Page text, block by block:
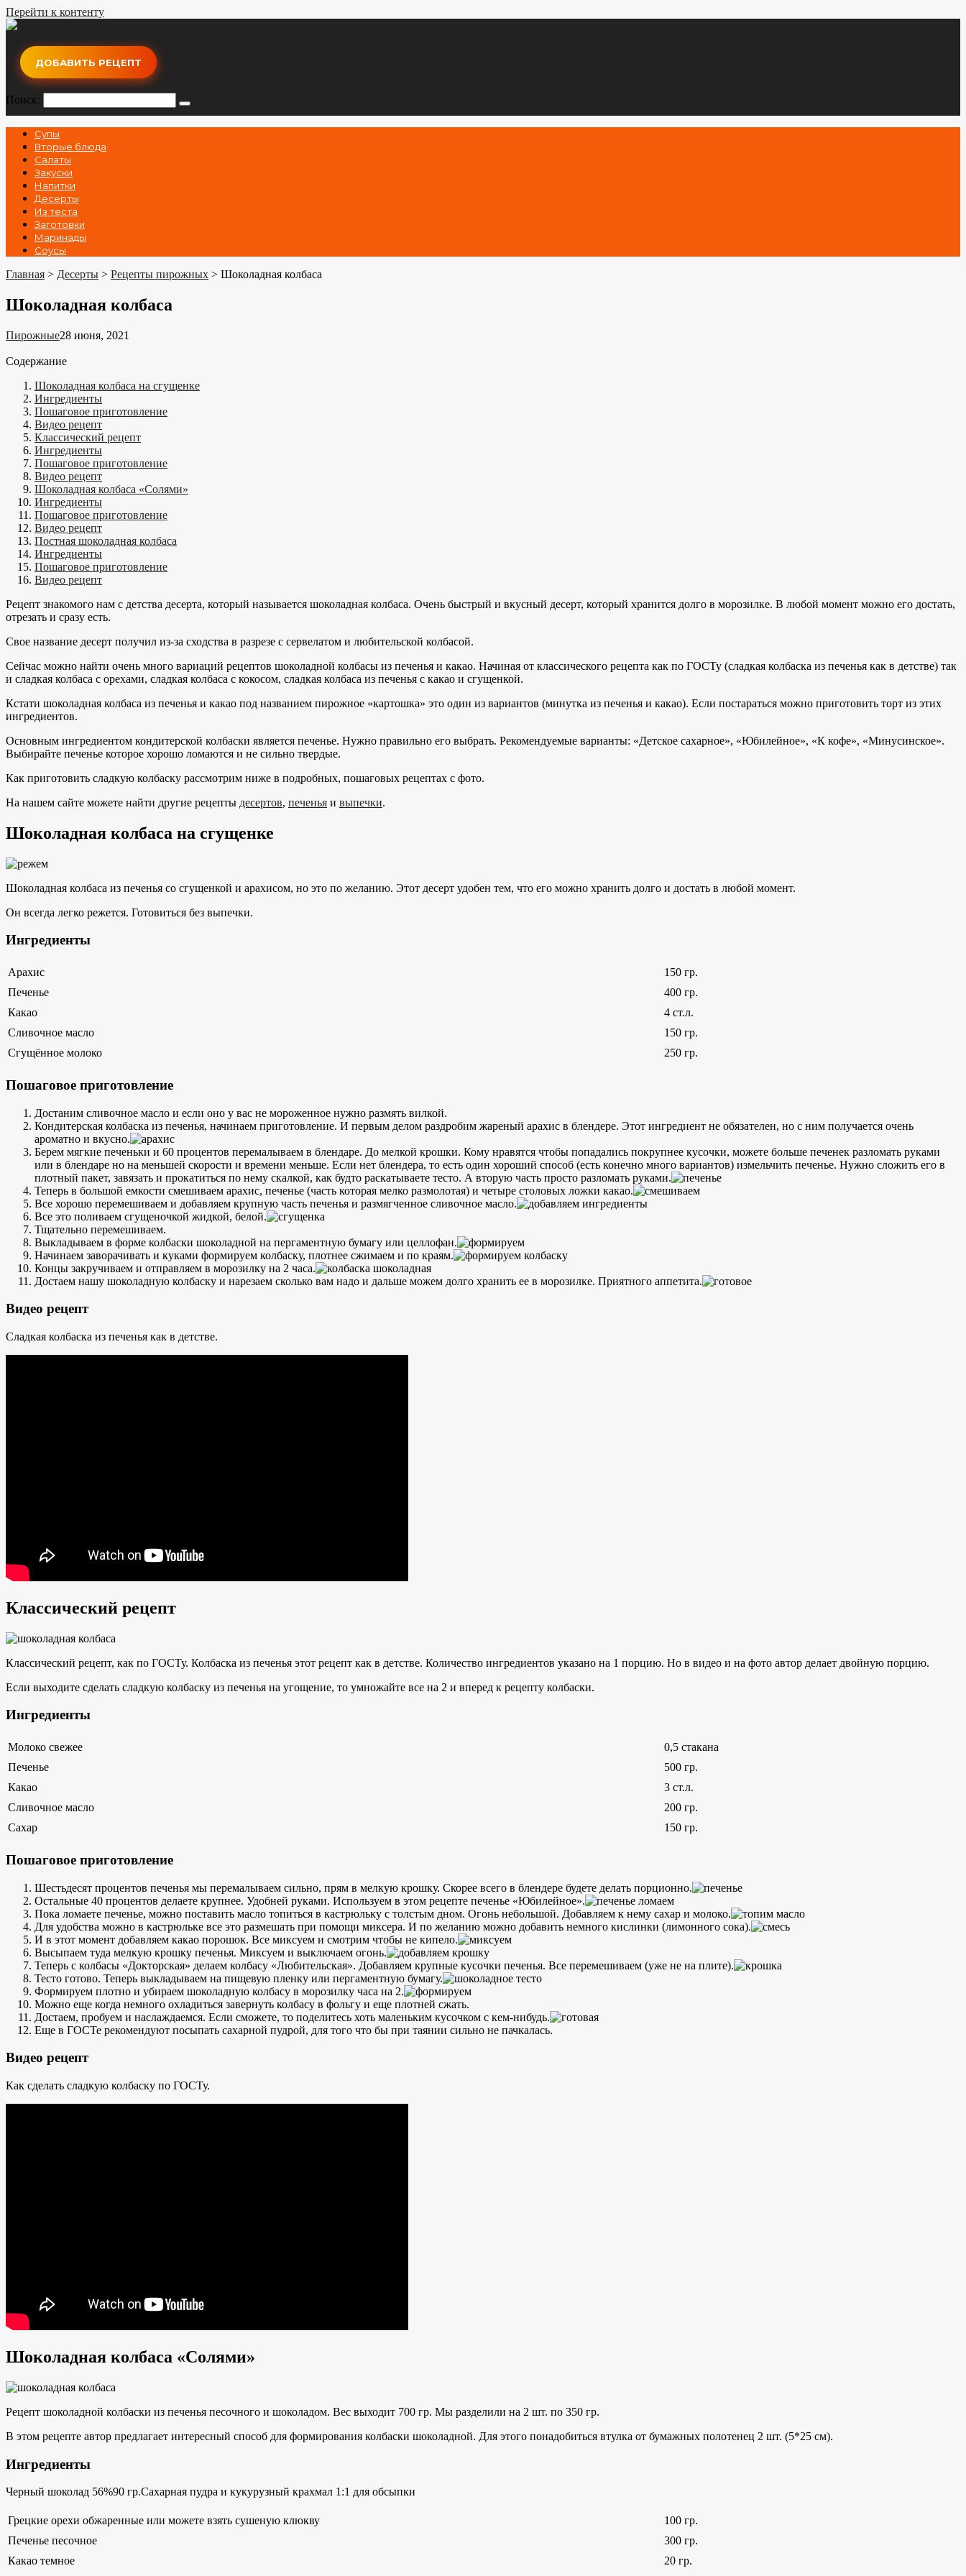
Перейти к контенту
ДОБАВИТЬ РЕЦЕПТ
Поиск:
Супы
Вторые блюда
Салаты
Закуски
Напитки
Десерты
Из теста
Заготовки
Маринады
Соусы
Главная > Десерты > Рецепты пирожных > Шоколадная колбаса
Шоколадная колбаса
Пирожные28 июня, 2021
Содержание
Шоколадная колбаса на сгущенке
Ингредиенты
Пошаговое приготовление
Видео рецепт
Классический рецепт
Ингредиенты
Пошаговое приготовление
Видео рецепт
Шоколадная колбаса «Солями»
Ингредиенты
Пошаговое приготовление
Видео рецепт
Постная шоколадная колбаса
Ингредиенты
Пошаговое приготовление
Видео рецепт
Рецепт знакомого нам с детства десерта, который называется шоколадная колбаса. Очень быстрый и вкусный десерт, который хранится долго в морозилке. В любой момент можно его достать,
отрезать и сразу есть.
Свое название десерт получил из-за сходства в разрезе с сервелатом и любительской колбасой.
Сейчас можно найти очень много вариаций рецептов шоколадной колбасы из печенья и какао. Начиная от классического рецепта как по ГОСТу (сладкая колбаска из печенья как в детстве) так
и сладкая колбаса с орехами, сладкая колбаса с кокосом, сладкая колбаса из печенья с какао и сгущенкой.
Кстати шоколадная колбаса из печенья и какао под названием пирожное «картошка» это один из вариантов (минутка из печенья и какао). Если постараться можно приготовить торт из этих
ингредиентов.
Основным ингредиентом кондитерской колбаски является печенье. Нужно правильно его выбрать. Рекомендуемые варианты: «Детское сахарное», «Юбилейное», «К кофе», «Минусинское».
Выбирайте печенье которое хорошо ломаются и не сильно твердые.
Как приготовить сладкую колбаску рассмотрим ниже в подробных, пошаговых рецептах с фото.
На нашем сайте можете найти другие рецепты десертов, печенья и выпечки.
Шоколадная колбаса на сгущенке
Шоколадная колбаса из печенья со сгущенкой и арахисом, но это по желанию. Этот десерт удобен тем, что его можно хранить долго и достать в любой момент.
Он всегда легко режется. Готовиться без выпечки.
Ингредиенты
Арахис
150 гр.
Печенье
400 гр.
Какао
4 ст.л.
Сливочное масло
150 гр.
Сгущённое молоко
250 гр.
Пошаговое приготовление
Достаним сливочное масло и если оно у вас не мороженное нужно размять вилкой.
Кондитерская колбаска из печенья, начинаем приготовление. И первым делом раздробим жареный арахис в блендере. Этот ингредиент не обязателен, но с ним получается очень
ароматно и вкусно.
Берем мягкие печеньки и 60 процентов перемалываем в блендаре. До мелкой крошки. Кому нравятся чтобы попадались покрупнее кусочки, можете больше печенек разломать руками
или в блендаре но на меньшей скорости и времени меньше. Если нет блендера, то есть один хороший способ (есть конечно много вариантов) измельчить печенье. Нужно сложить его в
плотный пакет, завязать и прокатиться по нему скалкой, как будто раскатываете тесто. А вторую часть просто разломать руками.
Теперь в большой емкости смешиваем арахис, печенье (часть которая мелко размолотая) и четыре столовых ложки какао.
Все хорошо перемешиваем и добавляем крупную часть печенья и размягченное сливочное масло.
Все это поливаем сгущеночкой жидкой, белой.
Тщательно перемешиваем.
Выкладываем в форме колбаски шоколадной на пергаментную бумагу или целлофан.
Начинаем заворачивать и куками формируем колбаску, плотнее сжимаем и по краям.
Концы закручиваем и отправляем в морозилку на 2 часа.
Достаем нашу шоколадную колбаску и нарезаем сколько вам надо и дальше можем долго хранить ее в морозилке. Приятного аппетита.
Видео рецепт
Сладкая колбаска из печенья как в детстве.
Классический рецепт
Классический рецепт, как по ГОСТу. Колбаска из печенья этот рецепт как в детстве. Количество ингредиентов указано на 1 порцию. Но в видео и на фото автор делает двойную порцию.
Если выходите сделать сладкую колбаску из печенья на угощение, то умножайте все на 2 и вперед к рецепту колбаски.
Ингредиенты
Молоко свежее
0,5 стакана
Печенье
500 гр.
Какао
3 ст.л.
Сливочное масло
200 гр.
Сахар
150 гр.
Пошаговое приготовление
Шестьдесят процентов печенья мы перемалываем сильно, прям в мелкую крошку. Скорее всего в блендере будете делать порционно.
Остальные 40 процентов делаете крупнее. Удобней руками. Используем в этом рецепте печенье «Юбилейное».
Пока ломаете печенье, можно поставить масло топиться в кастрюльку с толстым дном. Огонь небольшой. Добавляем к нему сахар и молоко.
Для удобства можно в кастрюльке все это размешать при помощи миксера. И по желанию можно добавить немного кислинки (лимонного сока).
И в этот момент добавляем какао порошок. Все миксуем и смотрим чтобы не кипело.
Высыпаем туда мелкую крошку печенья. Миксуем и выключаем огонь.
Теперь с колбасы «Докторская» делаем колбасу «Любительская». Добавляем крупные кусочки печенья. Все перемешиваем (уже не на плите).
Тесто готово. Теперь выкладываем на пищевую пленку или пергаментную бумагу.
Формируем плотно и убираем шоколадную колбасу в морозилку часа на 2.
Можно еще когда немного охладиться завернуть колбасу в фольгу и еще плотней сжать.
Достаем, пробуем и наслаждаемся. Если сможете, то поделитесь хоть маленьким кусочком с кем-нибудь.
Еще в ГОСТе рекомендуют посыпать сахарной пудрой, для того что бы при таянии сильно не пачкалась.
Видео рецепт
Как сделать сладкую колбаску по ГОСТу.
Шоколадная колбаса «Солями»
Рецепт шоколадной колбаски из печенья песочного и шоколадом. Вес выходит 700 гр. Мы разделили на 2 шт. по 350 гр.
В этом рецепте автор предлагает интересный способ для формирования колбаски шоколадной. Для этого понадобиться втулка от бумажных полотенец 2 шт. (5*25 см).
Ингредиенты
Черный шоколад 56%90 гр.Сахарная пудра и кукурузный крахмал 1:1 для обсыпки
Грецкие орехи обжаренные или можете взять сушеную клюкву
100 гр.
Печенье песочное
300 гр.
Какао темное
20 гр.